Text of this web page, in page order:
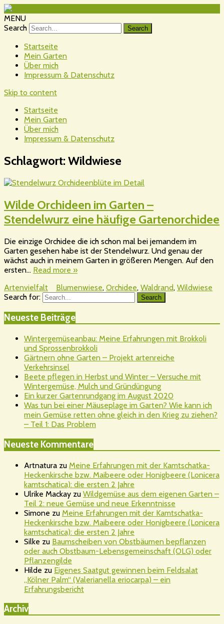
MENU
Search
Startseite
Mein Garten
Über mich
Impressum & Datenschutz
Skip to content
Startseite
Mein Garten
Über mich
Impressum & Datenschutz
Schlagwort: Wildwiese
Wilde Orchideen im Garten –
Stendelwurz eine häufige Gartenorchidee
Die einzige Orchidee die ich schon mal bei jemandem im
Garten gesehen habe ist der Stendelwurz. Und genau der
wächst auch in meinem Garten in größeren Mengen. Auf den
ersten… Read more »
Artenvielfalt
Blumenwiese, Orchidee, Waldrand, Wildwiese
Search for:
Search
Neueste Beiträge
Wintergemüseanbau: Meine Erfahrungen mit Brokkoli
und Sprossenbrokkoli
Gärtnern ohne Garten – Projekt artenreiche
Verkehrsinsel
Beete pflegen in Herbst und Winter – Versuche mit
Wintergemüse, Mulch und Gründüngung
Ein kurzer Gartenrundgang im August 2020
Was tun bei einer Mäuseplage im Garten? Wie kann ich
mein Gemüse retten ohne gleich in den Krieg zu ziehen?
– Teil 1: Das Problem
Neueste Kommentare
Artnatura zu Meine Erfahrungen mit der Kamtschatka-
Heckenkirsche bzw. Maibeere oder Honigbeere (Lonicera
kamtschatica): die ersten 2 Jahre
Ulrike Mackay zu Wildgemüse aus dem eigenen Garten –
Teil 2: neue Gemüse und neue Erkenntnisse
Simone zu Meine Erfahrungen mit der Kamtschatka-
Heckenkirsche bzw. Maibeere oder Honigbeere (Lonicera
kamtschatica): die ersten 2 Jahre
Silke zu Baumscheiben von Obstbäumen bepflanzen
oder auch Obstbaum-Lebensgemeinschaft (OLG) oder
Pflanzengilde
Hilde zu Eigenes Saatgut gewinnen beim Feldsalat
„Kölner Palm“ (Valerianella eriocarpa) – ein
Erfahrungsbericht
Archiv